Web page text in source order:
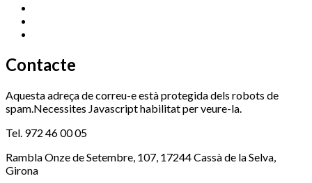
Contacte
Aquesta adreça de correu-e està protegida dels robots de
spam.Necessites Javascript habilitat per veure-la.
Tel. 972 46 00 05
Rambla Onze de Setembre, 107, 17244 Cassà de la Selva,
Girona